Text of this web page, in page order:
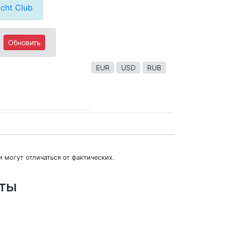
Club
Обновить
EUR USD RUB
отличаться от фактических.